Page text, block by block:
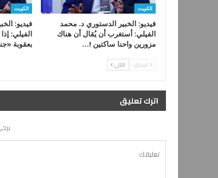
الكويت
فيديو: الخبير الدستوري د. محمد
الفيلي: أستغرب أن يُقال أن هناك
مزورين واحنا ساكتين !…
الكويت
فيديو:
الفيلي:
بعقوبة
السابق التالي
اترك تعليق